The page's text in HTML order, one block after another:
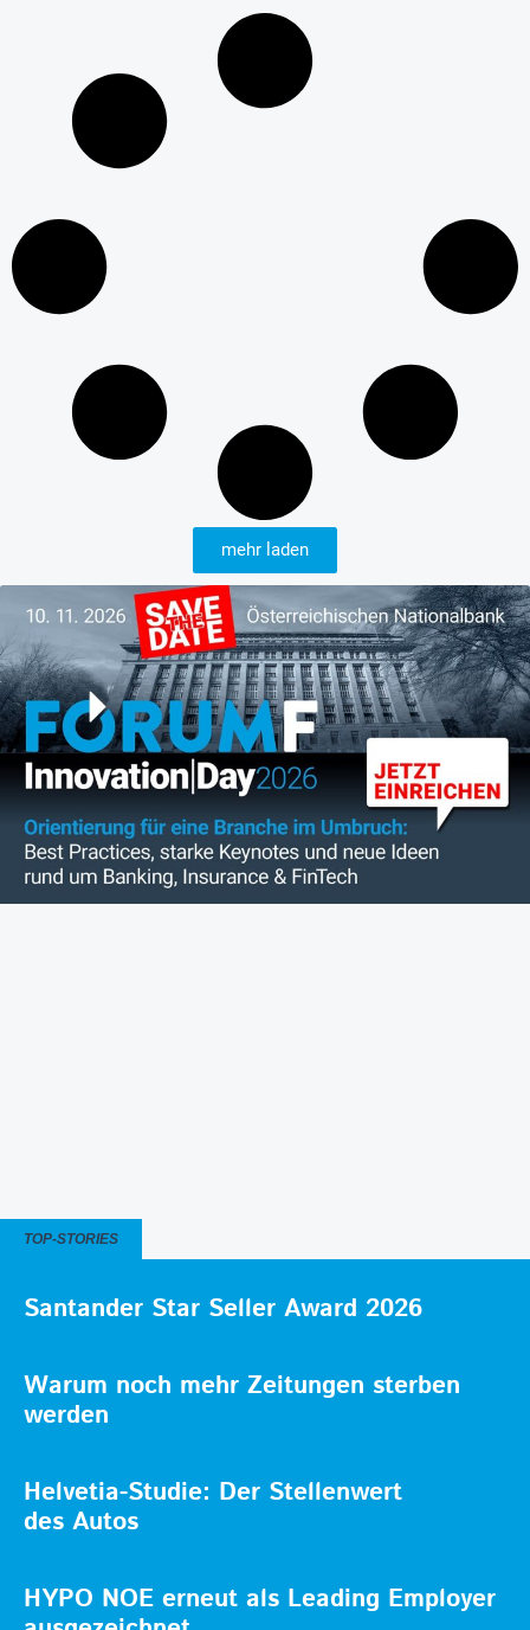
mehr laden
TOP-STORIES
Santander Star Seller Award 2026
Warum noch mehr Zeitungen sterben
werden
Helvetia-Studie: Der Stellenwert
des Autos
HYPO NOE erneut als Leading Employer